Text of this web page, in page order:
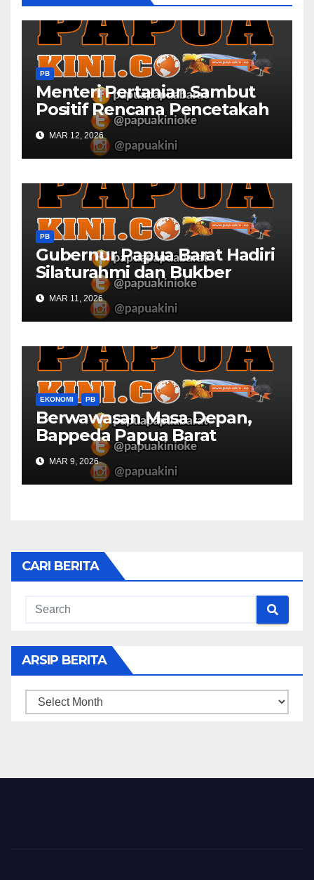
PB
Menteri Pertanian Sambut
Positif Rencana Pencetakah
Sawah dan Ladang di Papua
Barat
MAR 12, 2026
PB
Gubernur Papua Barat Hadiri
Silaturahmi dan Bukber
Bersama DPR RI dan
Mendagri di IPDN
MAR 11, 2026
EKONOMI PB
Berwawasan Masa Depan,
Bappeda Papua Barat
Konsultasi Publik RKPD 2027
MAR 9, 2026
CARI BERITA
ARSIP BERITA
ARSIP